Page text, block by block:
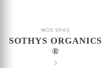
NOS SPAS
SOTHYS ORGANICS
®